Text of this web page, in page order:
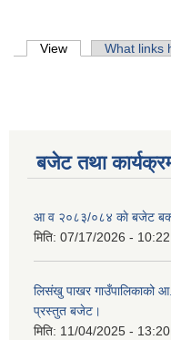
Primary tabs
View (active tab)What links
बजेट तथा
आ व २०८३/०८४ काे बजेट
मिति: 07/17/2026 - 10:22
लिसंखु पाखर गाउँपालिकाको
प्रस्तुत बजेट।
मिति: 11/04/2025 - 13:20